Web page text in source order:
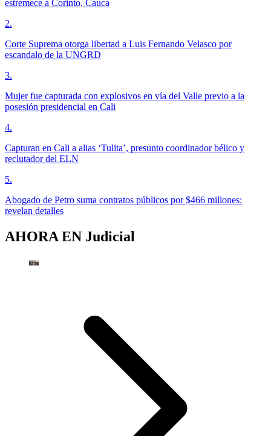
estremece a Corinto, Cauca
2.
Corte Suprema otorga libertad a Luis Fernando Velasco por
escandalo de la UNGRD
3.
Mujer fue capturada con explosivos en vía del Valle previo a la
posesión presidencial en Cali
4.
Capturan en Cali a alias ‘Tulita’, presunto coordinador bélico y
reclutador del ELN
5.
Abogado de Petro suma contratos públicos por $466 millones:
revelan detalles
AHORA EN Judicial